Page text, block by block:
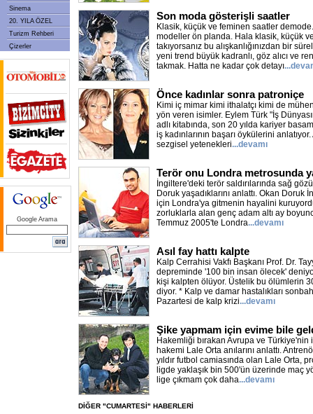
Sinema
20. YILA ÖZEL
Turizm Rehberi
Çizerler
Google Arama
Son moda gösterişli saatler
Klasik, küçük ve feminen saatler
modeller ön planda. Hala klasik, küçük
takıyorsanız bu alışkanlığınızdan bir
yeni trend büyük kadranlı, göz alıcı ve
takmak. Hatta ne kadar çok detayı
Önce kadınlar sonra patroniçe
Kimi iç mimar kimi ithalatçı kimi de
yön veren isimler. Eylem Türk "İş
adlı kitabında, son 20 yılda kariyer
iş kadınlarının başarı öykülerini
sezgisel yetenekleri...devamı
Terör onu Londra metrosunda
İngiltere'deki terör saldırılarında sağ
Doruk yaşadıklarını anlattı. Okan Doruk
için Londra'ya gitmenin hayalini
zorluklarla alan genç adam altı ay
Temmuz 2005'te Londra...devamı
Asıl fay hattı kalpte
Kalp Cerrahisi Vakfı Başkanı Prof. Dr.
depreminde '100 bin insan ölecek'
kişi kalpten ölüyor. Üstelik bu ölümlerin
diyor. * Kalp ve damar hastalıkları
Pazartesi de kalp krizi...devamı
Şike yapmam için evime bile
Hakemliği bırakan Avrupa ve Türkiye'nin
hakemi Lale Orta anılarını anlattı.
yıldır futbol camiasında olan Lale Orta,
ligde yaklaşık bin 500'ün üzerinde maç
lige çıkmam çok daha...devamı
DİĞER "CUMARTESİ" HABERLERİ